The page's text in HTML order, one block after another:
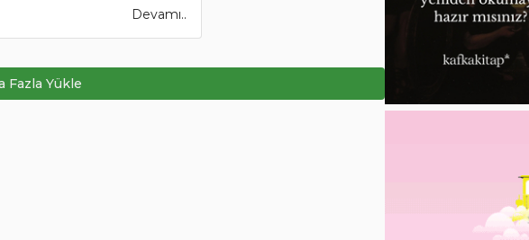
Devamı..
Fazla Yükle